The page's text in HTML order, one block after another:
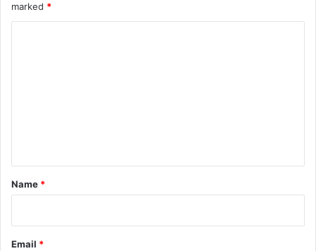
marked *
*
Name *
Email *